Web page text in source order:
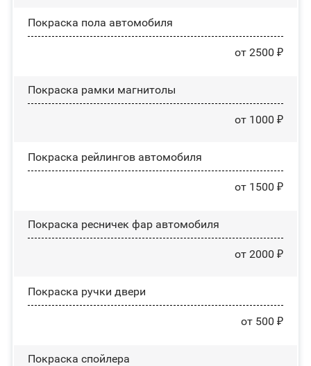
Покраска пола автомобиля
от 2500 ₽
Покраска рамки магнитолы
от 1000 ₽
Покраска рейлингов автомобиля
от 1500 ₽
Покраска ресничек фар автомобиля
от 2000 ₽
Покраска ручки двери
от 500 ₽
Покраска спойлера